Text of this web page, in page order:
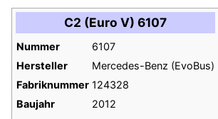
C2 (Euro V) 6107
Nummer
6107
Hersteller
Mercedes-Benz (EvoBus)
Fabriknummer 124328
Baujahr
2012